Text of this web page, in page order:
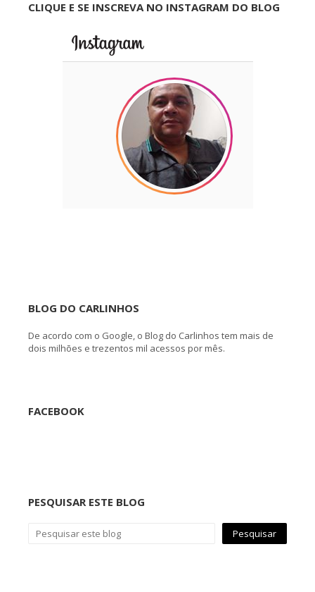
CLIQUE E SE INSCREVA NO INSTAGRAM DO BLOG
BLOG DO CARLINHOS
De acordo com o Google, o Blog do Carlinhos tem mais de
dois milhões e trezentos mil acessos por mês.
FACEBOOK
PESQUISAR ESTE BLOG